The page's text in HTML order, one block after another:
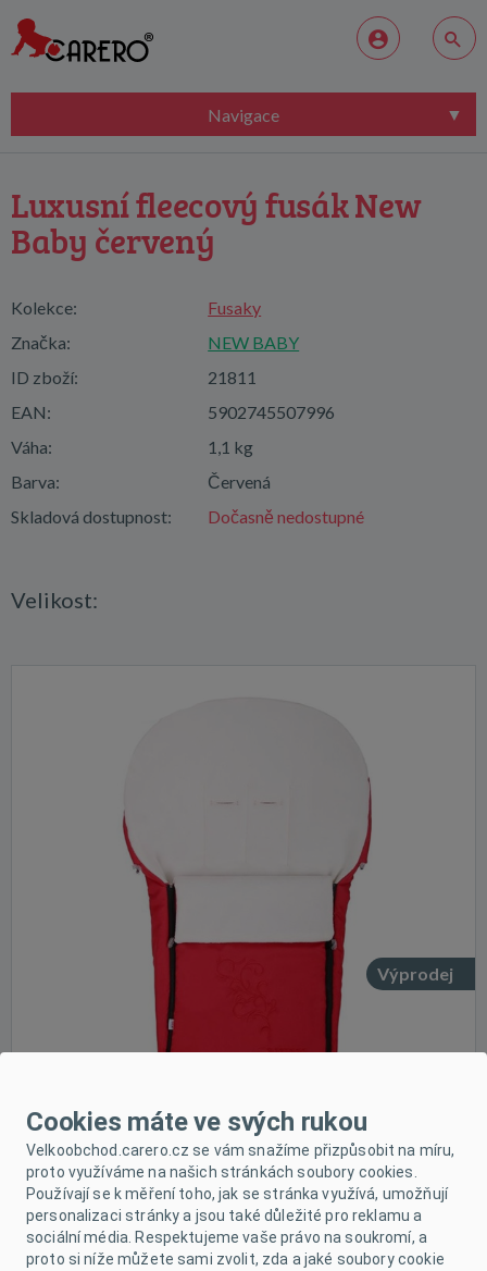
Navigace
Luxusní fleecový fusák New
Baby červený
Kolekce:
Fusaky
Značka:
NEW BABY
ID zboží:
21811
EAN:
5902745507996
Váha:
1,1 kg
Barva:
Červená
Skladová dostupnost:
Dočasně nedostupné
Velikost:
Výprodej
Cookies máte ve svých rukou
Velkoobchod.carero.cz se vám snažíme přizpůsobit na míru,
proto využíváme na našich stránkách soubory cookies.
Používají se k měření toho, jak se stránka využívá, umožňují
personalizaci stránky a jsou také důležité pro reklamu a
sociální média. Respektujeme vaše právo na soukromí, a
proto si níže můžete sami zvolit, zda a jaké soubory cookie